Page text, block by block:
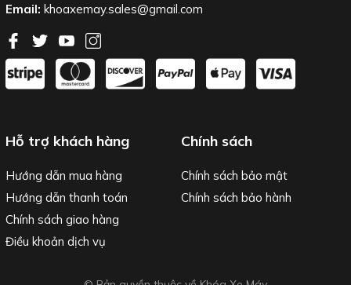
Email: khoaxemay.sales@gmail.com
Hỗ trợ khách hàng
Hướng dẫn mua hàng
Hướng dẫn thanh toán
Chính sách giao hàng
Điều khoản dịch vụ
Chính sách
Chính sách bảo mật
Chính sách bảo hành